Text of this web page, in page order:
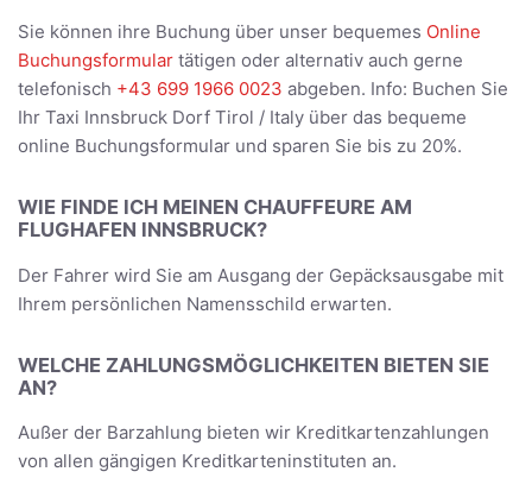
Sie können ihre Buchung über unser bequemes Online
Buchungsformular tätigen oder alternativ auch gerne
telefonisch +43 699 1966 0023 abgeben. Info: Buchen Sie
Ihr Taxi Innsbruck Dorf Tirol / Italy über das bequeme
online Buchungsformular und sparen Sie bis zu 20%.
WIE FINDE ICH MEINEN CHAUFFEURE AM
FLUGHAFEN INNSBRUCK?
Der Fahrer wird Sie am Ausgang der Gepäcksausgabe mit
Ihrem persönlichen Namensschild erwarten.
WELCHE ZAHLUNGSMÖGLICHKEITEN BIETEN SIE
AN?
Außer der Barzahlung bieten wir Kreditkartenzahlungen
von allen gängigen Kreditkarteninstituten an.